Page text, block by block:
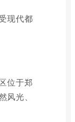
现代都
位于郑
光、